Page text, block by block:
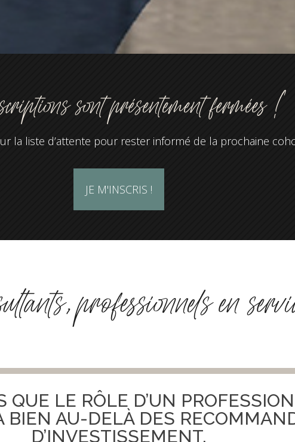
sont présentement fermées !
la liste d’attente pour rester informé de la prochaine
JE M'INSCRIS !
professionnels en
QUE LE RÔLE D’UN PROFESSION
BIEN AU-DELÀ DES
D’INVESTISSEMENT.